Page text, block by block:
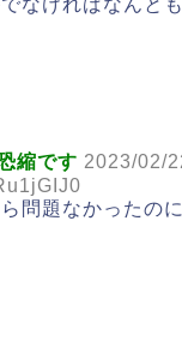
なければなんと
縮です 2023/02/
問題なかったのに